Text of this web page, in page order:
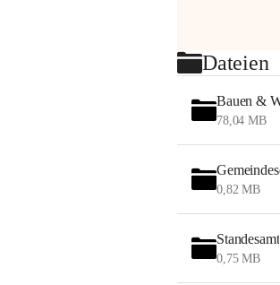
Dateien
Bauen &
78,04 MB
0,82 MB
Standesamt
0,75 MB